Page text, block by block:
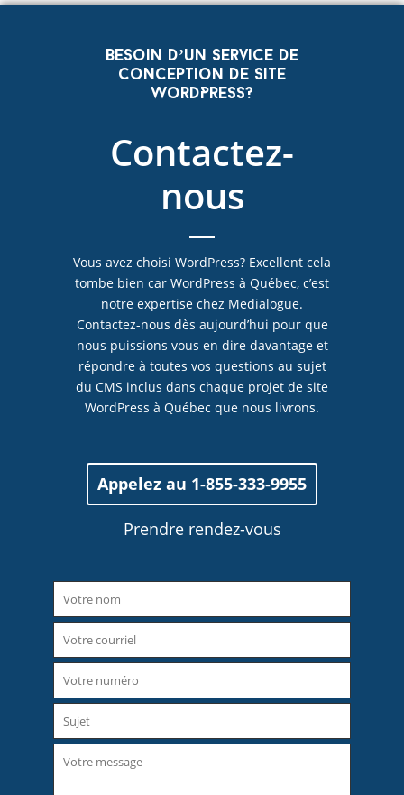
Besoin d’un service de
conception de site
WordPress?
Contactez-
nous
Vous avez choisi WordPress? Excellent cela
tombe bien car WordPress à Québec, c’est
notre expertise chez Medialogue.
Contactez-nous dès aujourd’hui pour que
nous puissions vous en dire davantage et
répondre à toutes vos questions au sujet
du CMS inclus dans chaque projet de site
WordPress à Québec que nous livrons.
Appelez au 1-855-333-9955
Prendre rendez-vous